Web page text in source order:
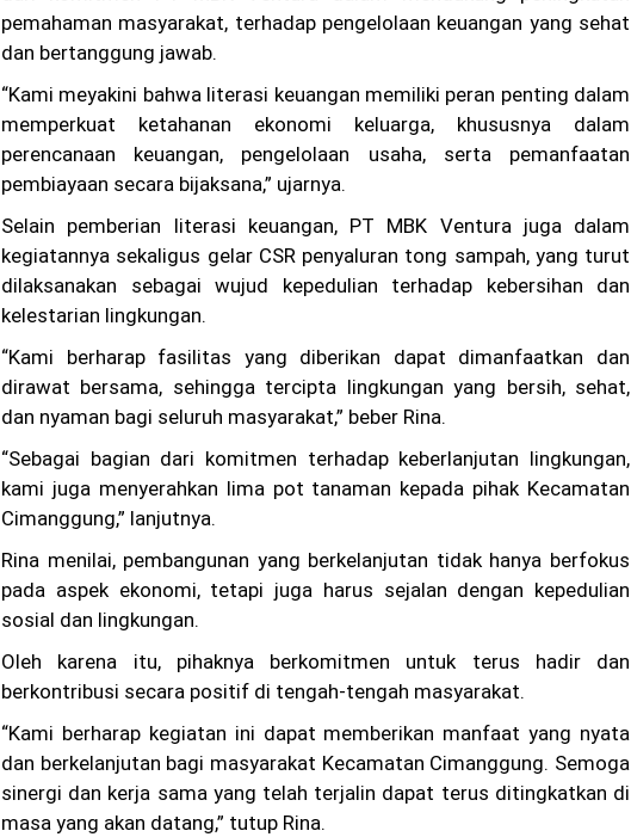
pemahaman masyarakat, terhadap pengelolaan keuangan yang sehat
dan bertanggung jawab.
“Kami meyakini bahwa literasi keuangan memiliki peran penting dalam
memperkuat ketahanan ekonomi keluarga, khususnya dalam
perencanaan keuangan, pengelolaan usaha, serta pemanfaatan
pembiayaan secara bijaksana,” ujarnya.
Selain pemberian literasi keuangan, PT MBK Ventura juga dalam
kegiatannya sekaligus gelar CSR penyaluran tong sampah, yang turut
dilaksanakan sebagai wujud kepedulian terhadap kebersihan dan
kelestarian lingkungan.
“Kami berharap fasilitas yang diberikan dapat dimanfaatkan dan
dirawat bersama, sehingga tercipta lingkungan yang bersih, sehat,
dan nyaman bagi seluruh masyarakat,” beber Rina.
“Sebagai bagian dari komitmen terhadap keberlanjutan lingkungan,
kami juga menyerahkan lima pot tanaman kepada pihak Kecamatan
Cimanggung,” lanjutnya.
Rina menilai, pembangunan yang berkelanjutan tidak hanya berfokus
pada aspek ekonomi, tetapi juga harus sejalan dengan kepedulian
sosial dan lingkungan.
Oleh karena itu, pihaknya berkomitmen untuk terus hadir dan
berkontribusi secara positif di tengah-tengah masyarakat.
“Kami berharap kegiatan ini dapat memberikan manfaat yang nyata
dan berkelanjutan bagi masyarakat Kecamatan Cimanggung. Semoga
sinergi dan kerja sama yang telah terjalin dapat terus ditingkatkan di
masa yang akan datang,” tutup Rina.